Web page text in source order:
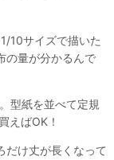
10サイズで描いた
の量が分かるんで
型紙を並べて定規
えばOK！
だけ丈が長くなって